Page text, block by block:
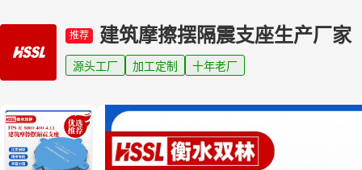
推荐 建筑摩擦摆隔震支座生产厂家
源头工厂 加工定制 十年老厂